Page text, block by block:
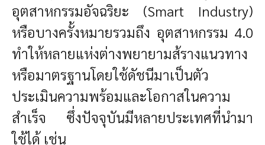
อุตสาหกรรมอัจฉริยะ (Smart Industry)
หรือบางครั้งหมายรวมถึง อุตสาหกรรม 4.0
ทำให้หลายแห่งต่างพยายามส้รางแนวทาง
หรือมาตรฐานโดยใช้ดัชนีมาเป็นตัว
ประเมินความพร้อมและโอกาสในความ
สำเร็จ ซึ่งปัจจุบันมีหลายประเทศที่นำมา
ใช้ได้ เช่น